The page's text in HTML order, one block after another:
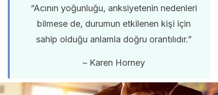
“Acının yoğunluğu, anksiyetenin nedenleri
bilmese de, durumun etkilenen kişi için
sahip olduğu anlamla doğru orantılıdır.”
– Karen Horney